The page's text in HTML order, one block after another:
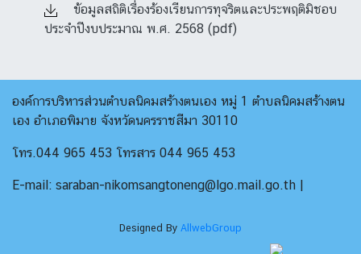
ข้อมูลสถิติเรื่องร้องเรียนการทุจริตและประพฤติมิชอบ
ประจำปีงบประมาณ พ.ศ. 2568 (pdf)
องค์การบริหารส่วนตำบลนิคมสร้างตนเอง หมู่ 1 ตำบลนิคมสร้างตน
เอง อำเภอพิมาย จังหวัดนครราชสีมา 30110
โทร.044 965 453 โทรสาร 044 965 453
E-mail: saraban-nikomsangtoneng@lgo.mail.go.th |
Designed By AllwebGroup